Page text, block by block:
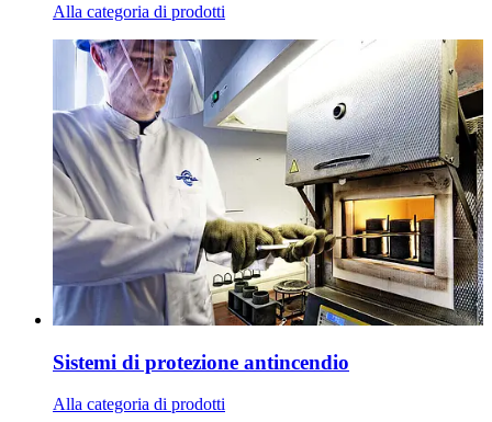
Alla categoria di prodotti
Sistemi di protezione antincendio
Alla categoria di prodotti